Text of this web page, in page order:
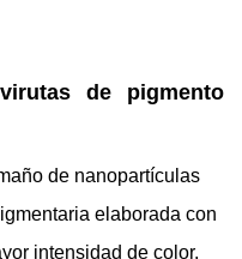
de pigmento
de nanopartículas
elaborada con
intensidad de color,